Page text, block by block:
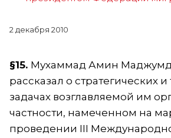
2 декабря 2010
§15. Мухаммад Амин
рассказал о стратегических
задачах возглавляемой им
частности, намеченном на
проведении III